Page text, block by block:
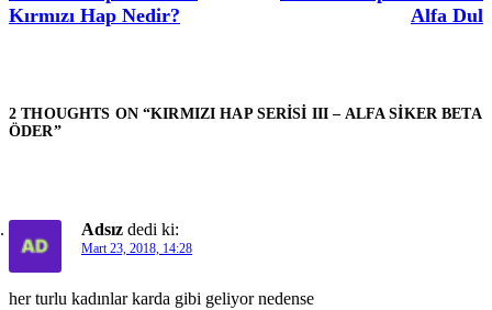
Kırmızı Hap Nedir?
Alfa Dul
2 THOUGHTS ON “KIRMIZI HAP SERISI III – ALFA SIKER BETA
ÖDER”
Adsız dedi ki:
Mart 23, 2018, 14:28
her turlu kadınlar karda gibi geliyor nedense